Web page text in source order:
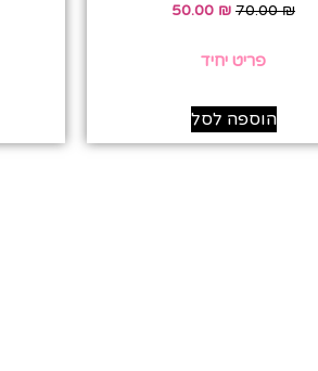
70.00₪
50.00 ₪
פריט יחיד
הוספה לסל